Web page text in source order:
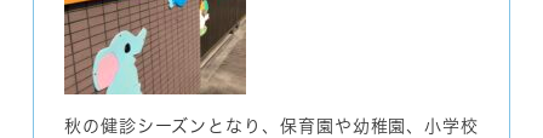
秋の健診シーズンとなり、保育園や幼稚園、小学校